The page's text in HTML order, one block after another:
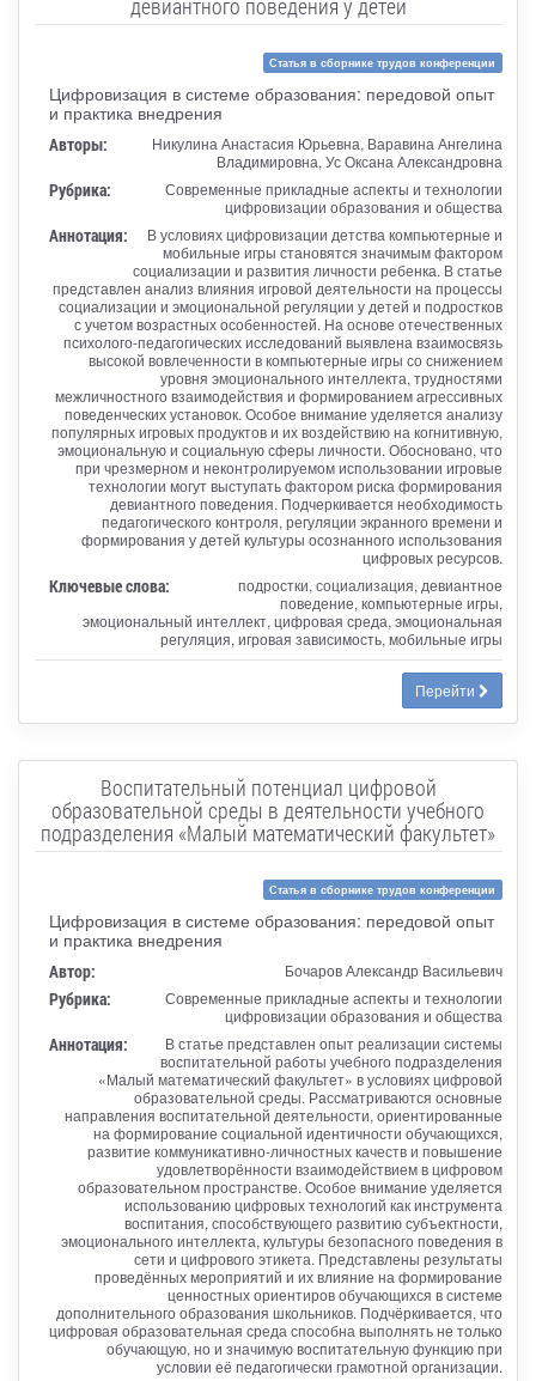
Статья в сборнике трудов конференции
Цифровизация в системе образования: передовой опыт
и практика внедрения
Авторы:
Никулина Анастасия Юрьевна, Варавина Ангелина
Владимировна, Ус Оксана Александровна
Рубрика:
Современные прикладные аспекты и технологии
цифровизации образования и общества
Аннотация:
В условиях цифровизации детства компьютерные и
мобильные игры становятся значимым фактором
социализации и развития личности ребенка. В статье
представлен анализ влияния игровой деятельности на процессы
социализации и эмоциональной регуляции у детей и подростков
с учетом возрастных особенностей. На основе отечественных
психолого-педагогических исследований выявлена взаимосвязь
высокой вовлеченности в компьютерные игры со снижением
уровня эмоционального интеллекта, трудностями
межличностного взаимодействия и формированием агрессивных
поведенческих установок. Особое внимание уделяется анализу
популярных игровых продуктов и их воздействию на когнитивную,
эмоциональную и социальную сферы личности. Обосновано, что
при чрезмерном и неконтролируемом использовании игровые
технологии могут выступать фактором риска формирования
девиантного поведения. Подчеркивается необходимость
педагогического контроля, регуляции экранного времени и
формирования у детей культуры осознанного использования
цифровых ресурсов.
Ключевые слова:
подростки, социализация, девиантное
поведение, компьютерные игры,
эмоциональный интеллект, цифровая среда, эмоциональная
регуляция, игровая зависимость, мобильные игры
Перейти
Воспитательный потенциал цифровой
образовательной среды в деятельности учебного
подразделения «Малый математический факультет»
Статья в сборнике трудов конференции
Цифровизация в системе образования: передовой опыт
и практика внедрения
Автор: Бочаров Александр Васильевич
Рубрика:
Современные прикладные аспекты и технологии
цифровизации образования и общества
Аннотация:
В статье представлен опыт реализации системы
воспитательной работы учебного подразделения
«Малый математический факультет» в условиях цифровой
образовательной среды. Рассматриваются основные
направления воспитательной деятельности, ориентированные
на формирование социальной идентичности обучающихся,
развитие коммуникативно-личностных качеств и повышение
удовлетворённости взаимодействием в цифровом
образовательном пространстве. Особое внимание уделяется
использованию цифровых технологий как инструмента
воспитания, способствующего развитию субъектности,
эмоционального интеллекта, культуры безопасного поведения в
сети и цифрового этикета. Представлены результаты
проведённых мероприятий и их влияние на формирование
ценностных ориентиров обучающихся в системе
дополнительного образования школьников. Подчёркивается, что
цифровая образовательная среда способна выполнять не только
обучающую, но и значимую воспитательную функцию при
условии её педагогически грамотной организации.